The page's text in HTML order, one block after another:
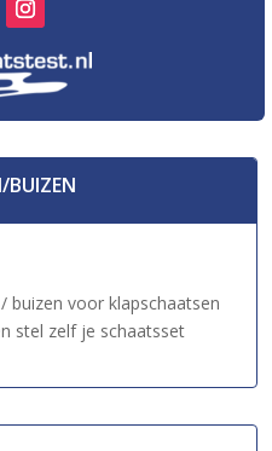
BUIZEN
buizen voor klapschaatsen
stel zelf je schaatsset